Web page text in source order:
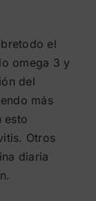
el
omega 3 y
del
más
esto
Otros
diaria